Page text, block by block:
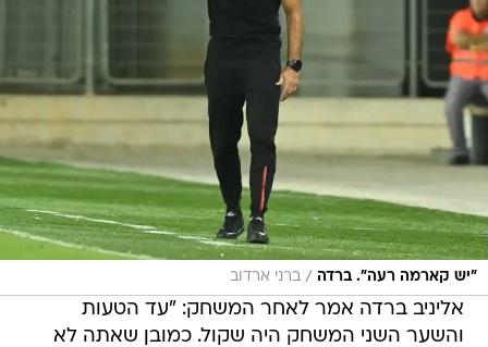
"יש קארמה רעה". ברדה / ברני ארדוב
אליניב ברדה אמר לאחר המשחק: "עד הטעות
והשער השני המשחק היה שקול. כמובן שאתה לא